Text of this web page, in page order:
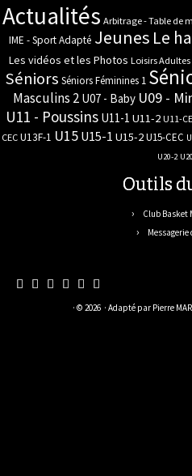
Actualités Arbitrage - Table de
IME - Sport Adapté Jeunes Le
Les vidéos et les Photos Loisirs Adultes
Séniors Séniors Féminines 1
Masculins 2 U07 - Baby U09 -
U11 - Poussins U11-1 U11-2 U11-
CEC U13F-1 U15 U15-1 U15-2U15-CEC
U20-2
Outils
Club Basket
Messagerie
· © 2026 · Adapté par Pierre